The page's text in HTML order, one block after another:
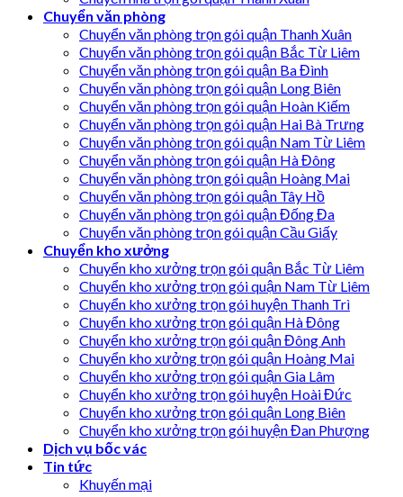
Chuyển văn phòng
Chuyển văn phòng trọn gói quận Thanh Xuân
Chuyển văn phòng trọn gói quận Bắc Từ Liêm
Chuyển văn phòng trọn gói quận Ba Đình
Chuyển văn phòng trọn gói quận Long Biên
Chuyển văn phòng trọn gói quận Hoàn Kiếm
Chuyển văn phòng trọn gói quận Hai Bà Trưng
Chuyển văn phòng trọn gói quận Nam Từ Liêm
Chuyển văn phòng trọn gói quận Hà Đông
Chuyển văn phòng trọn gói quận Hoàng Mai
Chuyển văn phòng trọn gói quận Tây Hồ
Chuyển văn phòng trọn gói quận Đống Đa
Chuyển văn phòng trọn gói quận Cầu Giấy
Chuyển kho xưởng
Chuyển kho xưởng trọn gói quận Bắc Từ Liêm
Chuyển kho xưởng trọn gói quận Nam Từ Liêm
Chuyển kho xưởng trọn gói huyện Thanh Trì
Chuyển kho xưởng trọn gói quận Hà Đông
Chuyển kho xưởng trọn gói quận Đông Anh
Chuyển kho xưởng trọn gói quận Hoàng Mai
Chuyển kho xưởng trọn gói quận Gia Lâm
Chuyển kho xưởng trọn gói huyện Hoài Đức
Chuyển kho xưởng trọn gói quận Long Biên
Chuyển kho xưởng trọn gói huyện Đan Phượng
Dịch vụ bốc vác
Tin tức
Khuyến mại